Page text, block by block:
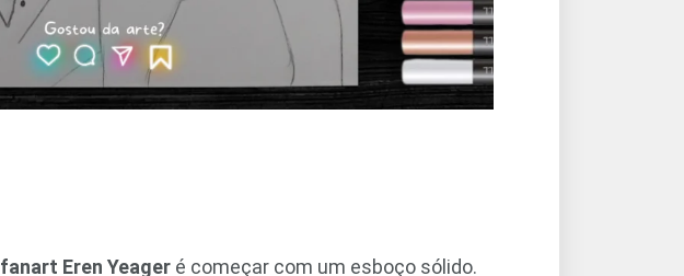
fanart Eren Yeager é começar com um esboço sólido.